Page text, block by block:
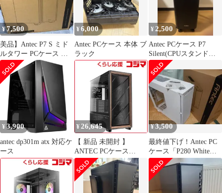
¥7,500
美品】Antec P7 S ミド
ルタワー PCケース 静
音・高冷却モデル
¥6,000
Antec PCケース 本体 ブ
ラック
¥ 2,500
Antec PCケース P7
Silent(CPUスタンド付
き)
¥ 3,900
antec dp301m atx 対応ケ
ース
¥ 26,645
【 新品 未開封 】
ANTEC PCケース
FLUX PRO 未使用 送料
無料
¥3,500
最終値下げ！Antec PC
ケース「P280 White
Window」中古品！